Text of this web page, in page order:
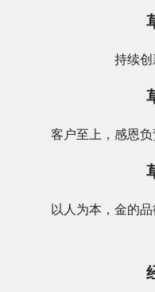
持续创
客户至上，感恩负
以人为本，金的品